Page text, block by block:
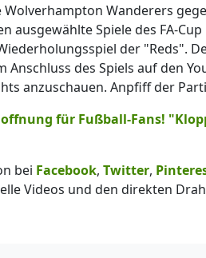
Wolverhampton Wanderers
ausgewählte Spiele des FA-
der "Reds".
Anschluss des Spiels auf den
anzuschauen. Anpfiff der
für Fußball-Fans!
bei Facebook, Twitter,
Videos und den direkten